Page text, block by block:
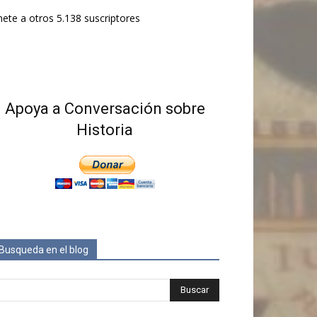
a otros 5.138 suscriptores
Apoya a Conversación sobre
Historia
en el blog